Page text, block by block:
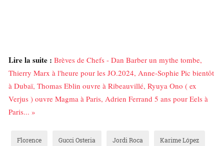
Lire la suite : Brèves de Chefs - Dan Barber un mythe tombe,
Thierry Marx à l'heure pour les JO.2024, Anne-Sophie Pic bientôt
à Dubaï, Thomas Eblin ouvre à Ribeauvillé, Ryuya Ono ( ex
Verjus ) ouvre Magma à Paris, Adrien Ferrand 5 ans pour Eels à
Paris... »
Florence Gucci Osteria Jordi Roca Karime López